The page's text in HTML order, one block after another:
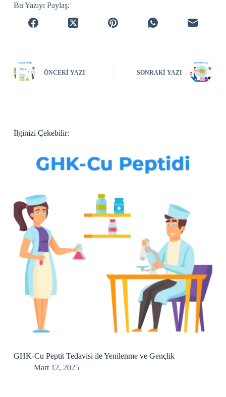
Bu Yazıyı Paylaş:
ÖNCEKI YAZI SONRAKI YAZI
İlginizi Çekebilir:
GHK-Cu Peptit Tedavisi ile Yenilenme ve Gençlik
Mart 12, 2025